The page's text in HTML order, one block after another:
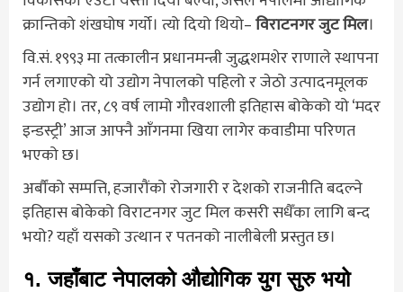
क्रान्तिको शंखघोष गर्यो। त्यो दियो थियो–विराटनगर जुट मिल।
वि.सं. १९९३ मा तत्कालीन प्रधानमन्त्री जुद्धशमशेर राणाले स्थापना
गर्न लगाएको यो उद्योग नेपालको पहिलो र जेठो उत्पादनमूलक
उद्योग हो। तर, ८९ वर्ष लामो गौरवशाली इतिहास बोकेको यो ‘मदर
इन्डस्ट्री’ आज आफ्नै आँगनमा खिया लागेर कवाडीमा परिणत
भएको छ।
अर्बौंको सम्पत्ति, हजारौंको रोजगारी र देशको राजनीति बदल्ने
इतिहास बोकेको विराटनगर जुट मिल कसरी सधैँका लागि बन्द
भयो? यहाँ यसको उत्थान र पतनको नालीबेली प्रस्तुत छ।
१. जहाँबाट नेपालको औद्योगिक युग सुरु भयो